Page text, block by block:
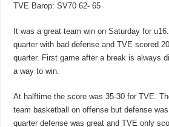
TVE Barop: SV70 62- 65
It was a great team win on Saturday for
quarter with bad defense and TVE scored
quarter. First game after a break is always
a way to win.
At halftime the score was 35-30 for TVE.
team basketball on offense but defense
quarter defense was great and TVE only